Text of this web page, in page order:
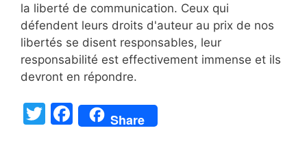
la liberté de communication. Ceux qui
défendent leurs droits d'auteur au prix de nos
libertés se disent responsables, leur
responsabilité est effectivement immense et ils
devront en répondre.
T
F
a
Share